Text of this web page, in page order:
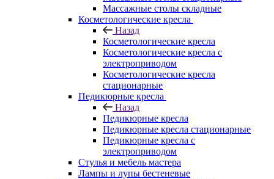
Массажные столы складные
Косметологические кресла
Назад
Косметологические кресла
Косметологические кресла с
электроприводом
Косметологические кресла
стационарные
Педикюрные кресла
Назад
Педикюрные кресла
Педикюрные кресла стационарные
Педикюрные кресла с
электроприводом
Стулья и мебель мастера
Лампы и лупы бестеневые